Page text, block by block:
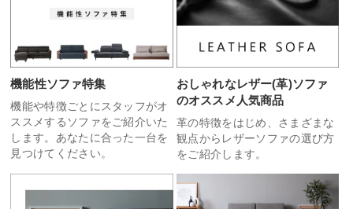
機能性ソファ特集
機能や特徴ごとにスタッフがオ
ススメするソファをご紹介いた
します。あなたに合った一台を
見つけてください。
おしゃれなレザー(革)ソファ
のオススメ人気商品
革の特徴をはじめ、さまざまな
観点からレザーソファの選び方
をご紹介します。